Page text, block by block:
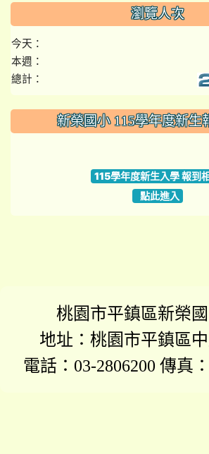
瀏覽人次
今天：
本週：
總計：
::: 新榮國小 115學年度新生
115學年度新生入學 報到
點此進入
桃園市平鎮區新榮
地址：桃園市平鎮區
電話：03-2806200 傳真